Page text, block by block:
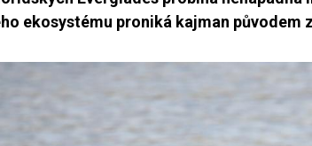
ekosystému proniká kajman původem